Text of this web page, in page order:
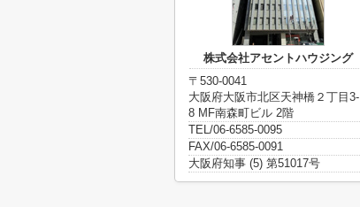
株式会社アセントハウジング
〒530-0041
大阪府大阪市北区天神橋２丁目3-
8 MF南森町ビル 2階
TEL/06-6585-0095
FAX/06-6585-0091
大阪府知事 (5) 第51017号